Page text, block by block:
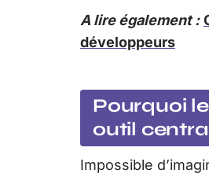
A lire également :
développeurs
Pourquoi
outil
Impossible